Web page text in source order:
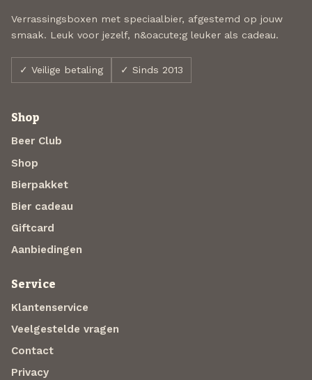
Verrassingsboxen met speciaalbier, afgestemd op jouw
smaak. Leuk voor jezelf, n&oacute;g leuker als cadeau.
✓ Veilige betaling ✓ Sinds 2013
Shop
Beer Club
Shop
Bierpakket
Bier cadeau
Giftcard
Aanbiedingen
Service
Klantenservice
Veelgestelde vragen
Contact
Privacy